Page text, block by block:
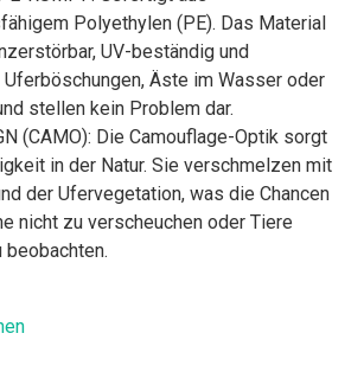
Polyethylen (PE). Das Material
UV-beständig und
Äste im Wasser oder
stellen kein Problem dar.
(CAMO): Die Camouflage-Optik sorgt
in der Natur. Sie verschmelzen mit
der Ufervegetation, was die Chancen
nicht zu verscheuchen oder Tiere